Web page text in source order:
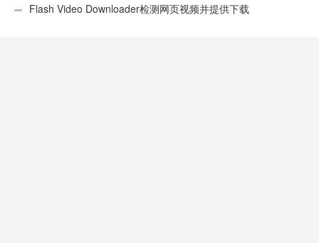
性不错Flash Video Downloader检测网页视频并提供下载